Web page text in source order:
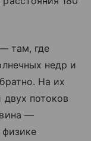
там, где
недр и
На их
двух потоков
—